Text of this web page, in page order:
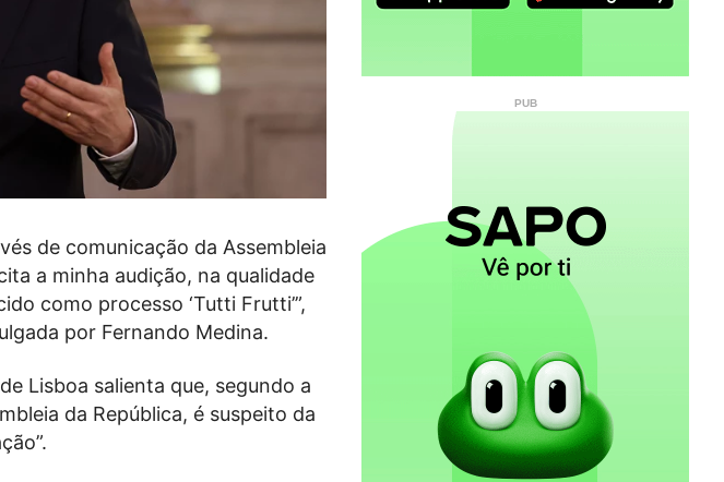
de comunicação da Assembleia
a minha audição, na qualidade
como processo ‘Tutti Frutti’”,
por Fernando Medina.
Lisboa salienta que, segundo a
da República, é suspeito da